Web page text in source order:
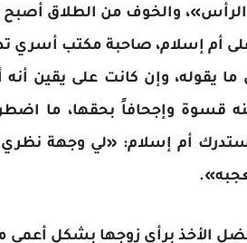
والخوف من الطلاق أصبح
أم إسلام، صاحبة مكتب أسري
يقوله، وإن كانت على يقين أنه
قسوة وإجحافاً بحقها، ما
أم إسلام: «لي وجهة
الأخذ برأي زوجها بشكل أعمى